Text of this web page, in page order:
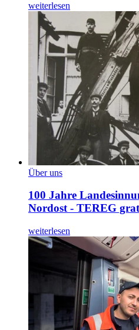
weiterlesen
Über uns
100 Jahre
Nordost - TEREG
weiterlesen